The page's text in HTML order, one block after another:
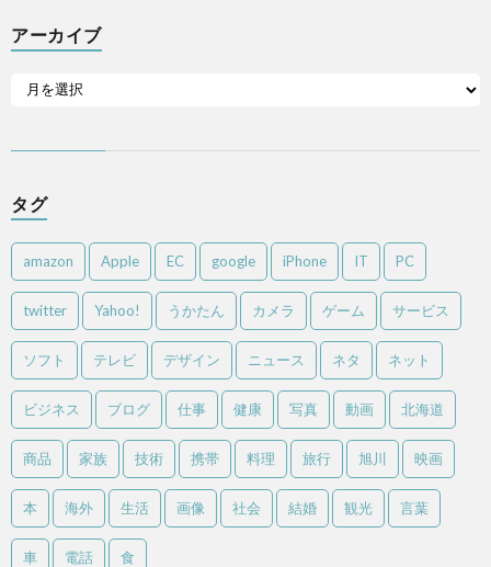
アーカイブ
タグ
amazon Apple EC google iPhone IT PC
twitter Yahoo! うかたん カメラ ゲーム サービス
ソフト テレビ デザイン ニュース ネタ ネット
ビジネス ブログ 仕事 健康 写真 動画 北海道
商品 家族 技術 携帯 料理 旅行 旭川 映画
本 海外 生活 画像 社会 結婚 観光 言葉
車 電話 食